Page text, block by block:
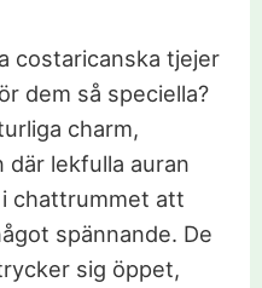
costaricanska tjejer
dem så speciella?
charm,
lekfulla auran
chattrummet att
spännande. De
sig öppet,